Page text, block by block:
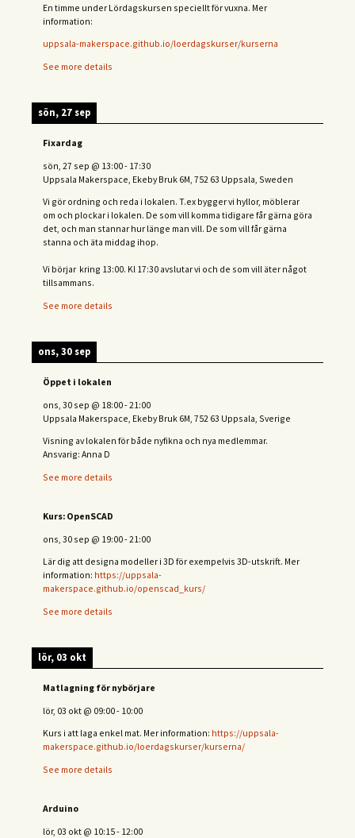
En timme under Lördagskursen speciellt för vuxna. Mer
information:
uppsala-makerspace.github.io/loerdagskurser/kurserna
See more details
sön, 27 sep
Fixardag
sön, 27 sep @ 13:00- 17:30
Uppsala Makerspace, Ekeby Bruk 6M, 752 63 Uppsala, Sweden
Vi gör ordning och reda i lokalen. T.ex bygger vi hyllor, möblerar
om och plockar i lokalen. De som vill komma tidigare får gärna göra
det, och man stannar hur länge man vill. De som vill får gärna
stanna och äta middag ihop.
Vi börjar kring 13:00. Kl 17:30 avslutar vi och de som vill äter något
tillsammans.
See more details
ons, 30 sep
Öppet i lokalen
ons, 30 sep @ 18:00-21:00
Uppsala Makerspace, Ekeby Bruk 6M, 752 63 Uppsala, Sverige
Visning av lokalen för både nyfikna och nya medlemmar.
Ansvarig: Anna D
See more details
Kurs: OpenSCAD
ons, 30 sep @ 19:00-21:00
Lär dig att designa modeller i 3D för exempelvis 3D-utskrift. Mer
information: https://uppsala-
makerspace.github.io/openscad_kurs/
See more details
lör, 03 okt
Matlagning för nybörjare
lör, 03 okt @ 09:00- 10:00
Kurs i att laga enkel mat. Mer information: https://uppsala-
makerspace.github.io/loerdagskurser/kurserna/
See more details
Arduino
lör, 03 okt @ 10:15- 12:00